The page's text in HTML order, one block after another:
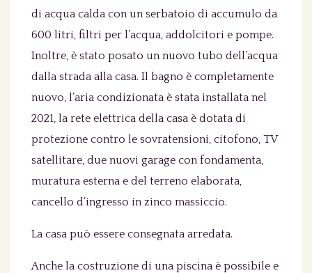
di acqua calda con un serbatoio di accumulo da
600 litri, filtri per l’acqua, addolcitori e pompe.
Inoltre, è stato posato un nuovo tubo dell’acqua
dalla strada alla casa. Il bagno è completamente
nuovo, l’aria condizionata è stata installata nel
2021, la rete elettrica della casa è dotata di
protezione contro le sovratensioni, citofono, TV
satellitare, due nuovi garage con fondamenta,
muratura esterna e del terreno elaborata,
cancello d’ingresso in zinco massiccio.
La casa può essere consegnata arredata.
Anche la costruzione di una piscina è possibile e